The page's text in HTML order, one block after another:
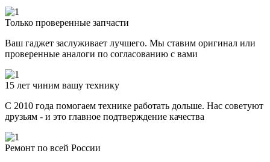
Только проверенные запчасти
Ваш гаджет заслуживает лучшего. Мы ставим оригинал или
проверенные аналоги по согласованию с вами
15 лет чиним вашу технику
С 2010 года помогаем технике работать дольше. Нас советуют
друзьям - и это главное подтверждение качества
Ремонт по всей России